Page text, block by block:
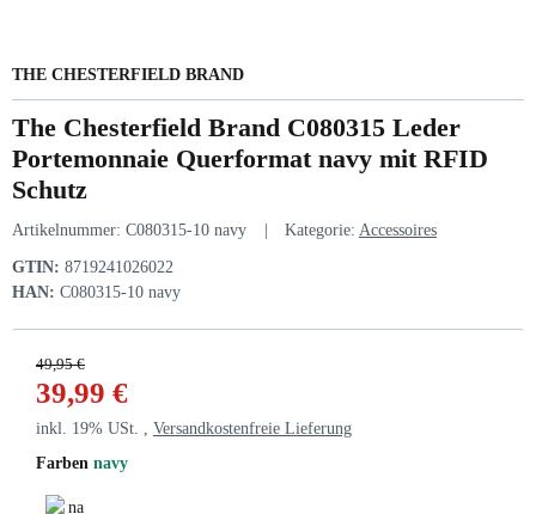
THE CHESTERFIELD BRAND
The Chesterfield Brand C080315 Leder
Portemonnaie Querformat navy mit RFID
Schutz
Artikelnummer: C080315-10 navy Kategorie: Accessoires
GTIN: 8719241026022
HAN: C080315-10 navy
49,95 €
39,99 €
inkl. 19% USt. , Versandkostenfreie Lieferung
Farben navy